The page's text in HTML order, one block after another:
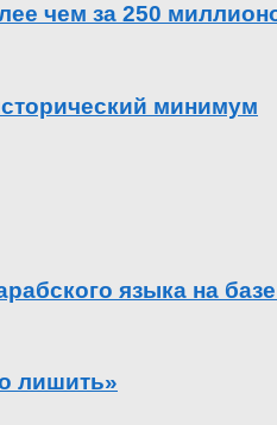
чем за 250
минимум
языка на
лишить»